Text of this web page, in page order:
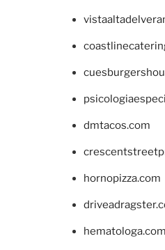
dmtacos.com
hornopizza.com
hematologa.com